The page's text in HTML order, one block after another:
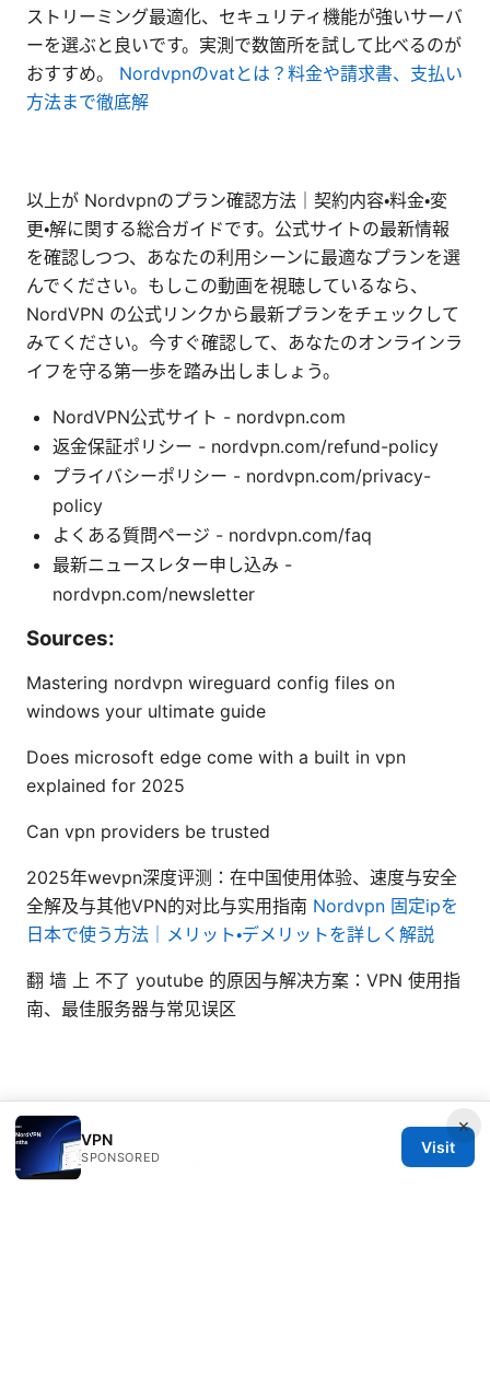
ストリーミング最適化、セキュリティ機能が強いサーバ
ーを選ぶと良いです。実測で数箇所を試して比べるのが
おすすめ。 Nordvpnのvatとは？料金や請求書、支払い
方法まで徹底解
以上が Nordvpnのプラン確認方法｜契約内容・料金・変
更・解に関する総合ガイドです。公式サイトの最新情報
を確認しつつ、あなたの利用シーンに最適なプランを選
んでください。もしこの動画を視聴しているなら、
NordVPN の公式リンクから最新プランをチェックして
みてください。今すぐ確認して、あなたのオンラインラ
イフを守る第一歩を踏み出しましょう。
NordVPN公式サイト - nordvpn.com
返金保証ポリシー - nordvpn.com/refund-policy
プライバシーポリシー - nordvpn.com/privacy-
policy
よくある質問ページ - nordvpn.com/faq
最新ニュースレター申し込み -
nordvpn.com/newsletter
Sources:
Mastering nordvpn wireguard config files on
windows your ultimate guide
Does microsoft edge come with a built in vpn
explained for 2025
Can vpn providers be trusted
2025年wevpn深度评测：在中国使用体验、速度与安全
全解及与其他VPN的对比与实用指南 Nordvpn 固定ipを
日本で使う方法｜メリット・デメリットを詳しく解説
翻 墙 上 不了 youtube 的原因与解决方案：VPN 使用指
南、最佳服务器与常见误区
×
VPN
SPONSORED
Visit
© 2026 Healthsolved. All rights reserved.